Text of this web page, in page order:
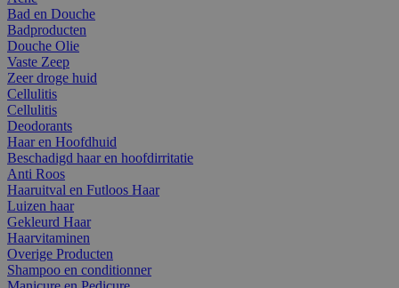
Bad en Douche
Badproducten
Douche Olie
Vaste Zeep
Zeer droge huid
Cellulitis
Cellulitis
Deodorants
Haar en Hoofdhuid
Beschadigd haar en hoofdirritatie
Anti Roos
Haaruitval en Futloos Haar
Luizen haar
Gekleurd Haar
Haarvitaminen
Overige Producten
Shampoo en conditionner